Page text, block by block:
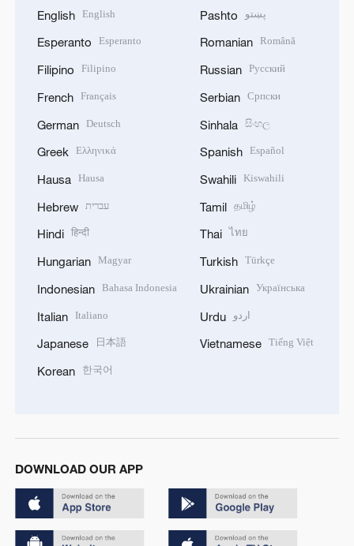
English English
Esperanto Esperanto
Filipino Filipino
French Français
German Deutsch
Greek Ελληνικά
Hausa Hausa
Hebrew עברית
Hindi हिन्दी
Hungarian Magyar
Indonesian Bahasa Indonesia
Italian Italiano
Japanese 日本語
Korean 한국어
Pashto پښتو
Romanian Română
Russian Русский
Serbian Српски
Sinhala සිංහල
Spanish Español
Swahili Kiswahili
Tamil தமிழ்
Thai ไทย
Turkish Türkçe
Ukrainian Українська
Urdu اردو
Vietnamese Tiếng Việt
DOWNLOAD OUR APP